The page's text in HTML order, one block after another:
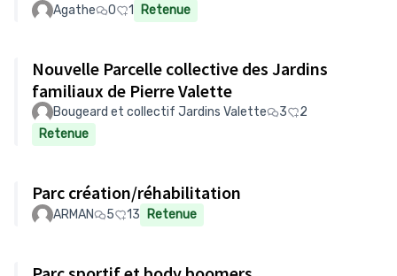
Agathe 0 1 Retenue
Nouvelle Parcelle collective des Jardins
familiaux de Pierre Valette
Bougeard et collectif Jardins Valette 3
2
Retenue
Parc création/réhabilitation
ARMAN 5 13 Retenue